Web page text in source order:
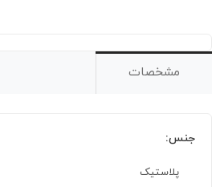
مشخصات
جنس:
پلاستیک